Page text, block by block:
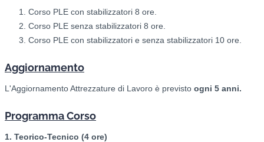
Corso PLE con stabilizzatori 8 ore.
Corso PLE senza stabilizzatori 8 ore.
Corso PLE con stabilizzatori e senza stabilizzatori 10 ore.
Aggiornamento
L'Aggiornamento Attrezzature di Lavoro è previsto ogni 5 anni.
Programma Corso
1. Teorico-Tecnico (4 ore)